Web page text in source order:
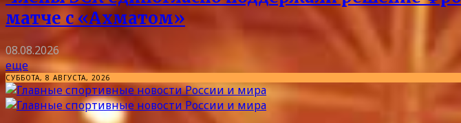
матче с «Ахматом»
08.08.2026
еще
СУББОТА, 8 АВГУСТА, 2026